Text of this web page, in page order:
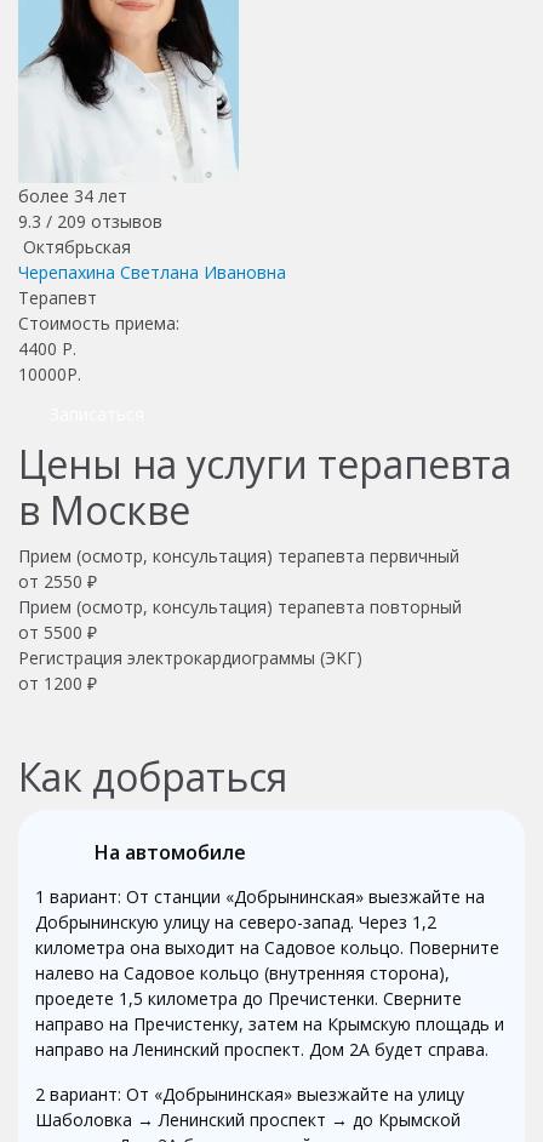
более 34 лет
9.3 / 209 отзывов
Октябрьская
Черепахина Светлана Ивановна
Терапевт
Стоимость приема:
4400 Р.
10000Р.
Цены на услуги терапевта
в Москве
Прием (осмотр, консультация) терапевта первичный
от 2550 ₽
Прием (осмотр, консультация) терапевта повторный
от 5500 ₽
Регистрация электрокардиограммы (ЭКГ)
от 1200 ₽
Как добраться
На автомобиле
1 вариант: От станции «Добрынинская» выезжайте на
Добрынинскую улицу на северо-запад. Через 1,2
километра она выходит на Садовое кольцо. Поверните
налево на Садовое кольцо (внутренняя сторона),
проедете 1,5 километра до Пречистенки. Сверните
направо на Пречистенку, затем на Крымскую площадь и
направо на Ленинский проспект. Дом 2А будет справа.
2 вариант: От «Добрынинская» выезжайте на улицу
Шаболовка → Ленинский проспект → до Крымской